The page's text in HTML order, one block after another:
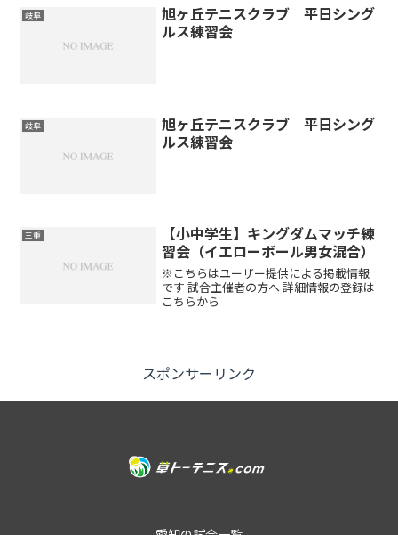
岐阜
旭ヶ丘テニスクラブ 平日シング
ルス練習会
岐阜
旭ヶ丘テニスクラブ 平日シング
ルス練習会
三重
【小中学生】キングダムマッチ練
習会（イエローボール男女混合）
※こちらはユーザー提供による掲載情報
です 試合主催者の方へ 詳細情報の登録は
こちらから
スポンサーリンク